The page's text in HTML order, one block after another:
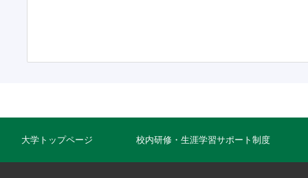
大学トップページ 校内研修・生涯学習サポート制度